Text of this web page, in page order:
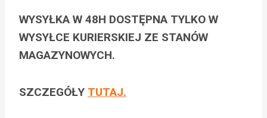
WYSYŁKA W 48H DOSTĘPNA TYLKO W
WYSYŁCE KURIERSKIEJ ZE STANÓW
MAGAZYNOWYCH.
SZCZEGÓŁY TUTAJ.